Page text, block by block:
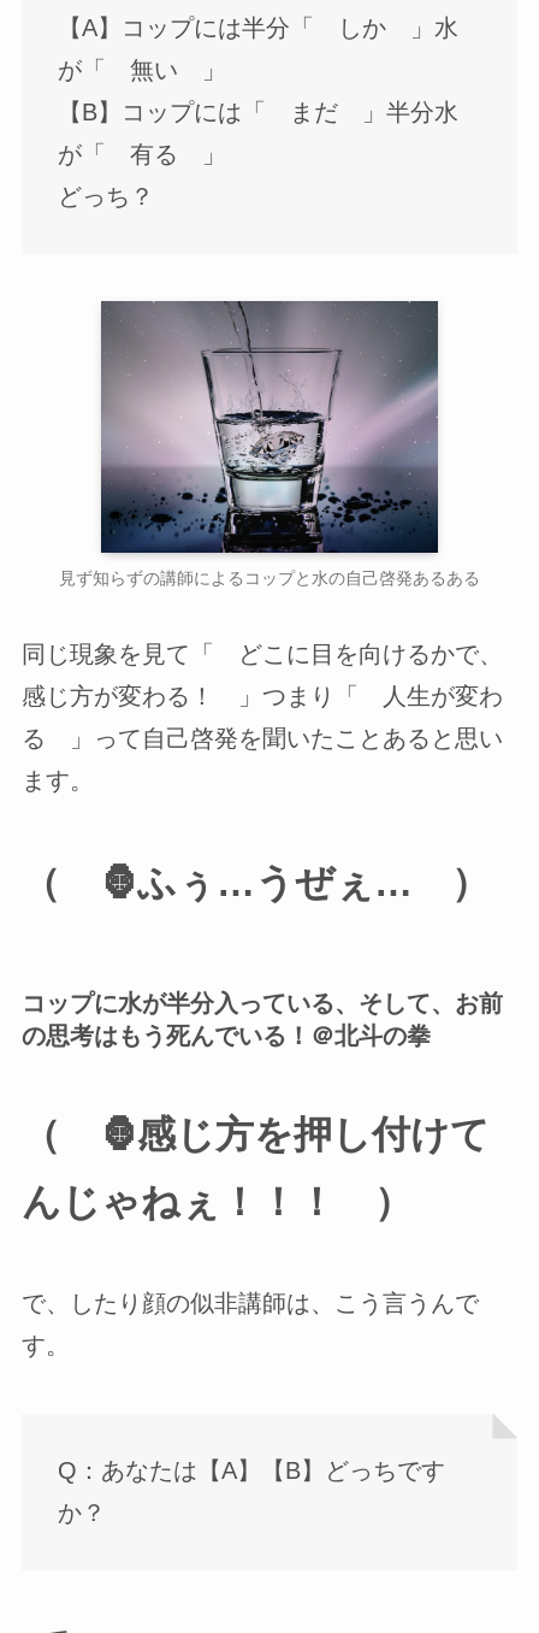
【A】コップには半分「 しか 」水
が「 無い 」
【B】コップには「 まだ 」半分水
が「 有る 」
どっち？
見ず知らずの講師によるコップと水の自己啓発あるある
同じ現象を見て「 どこに目を向けるかで、
感じ方が変わる！ 」つまり「 人生が変わ
る 」って自己啓発を聞いたことあると思い
ます。
（ 🦍ふぅ…うぜぇ… ）
コップに水が半分入っている、そして、お前
の思考はもう死んでいる！＠北斗の拳
（ 🦍感じ方を押し付けて
んじゃねぇ！！！ ）
で、したり顔の似非講師は、こう言うんで
す。
Q：あなたは【A】【B】どっちです
か？